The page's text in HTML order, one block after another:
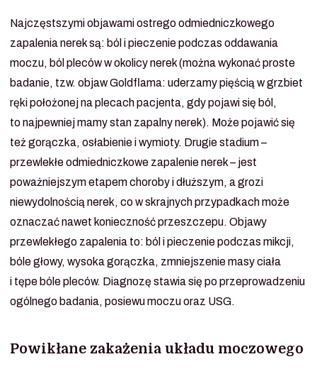
Najczęstszymi objawami ostrego odmiedniczkowego
zapalenia nerek są: ból i pieczenie podczas oddawania
moczu, ból pleców w okolicy nerek (można wykonać proste
badanie, tzw. objaw Goldflama: uderzamy pięścią w grzbiet
ręki położonej na plecach pacjenta, gdy pojawi się ból,
to najpewniej mamy stan zapalny nerek). Może pojawić się
też gorączka, osłabienie i wymioty. Drugie stadium –
przewlekłe odmiedniczkowe zapalenie nerek – jest
poważniejszym etapem choroby i dłuższym, a grozi
niewydolnością nerek, co w skrajnych przypadkach może
oznaczać nawet konieczność przeszczepu. Objawy
przewlekłego zapalenia to: ból i pieczenie podczas mikcji,
bóle głowy, wysoka gorączka, zmniejszenie masy ciała
i tępe bóle pleców. Diagnozę stawia się po przeprowadzeniu
ogólnego badania, posiewu moczu oraz USG.
Powikłane zakażenia układu moczowego